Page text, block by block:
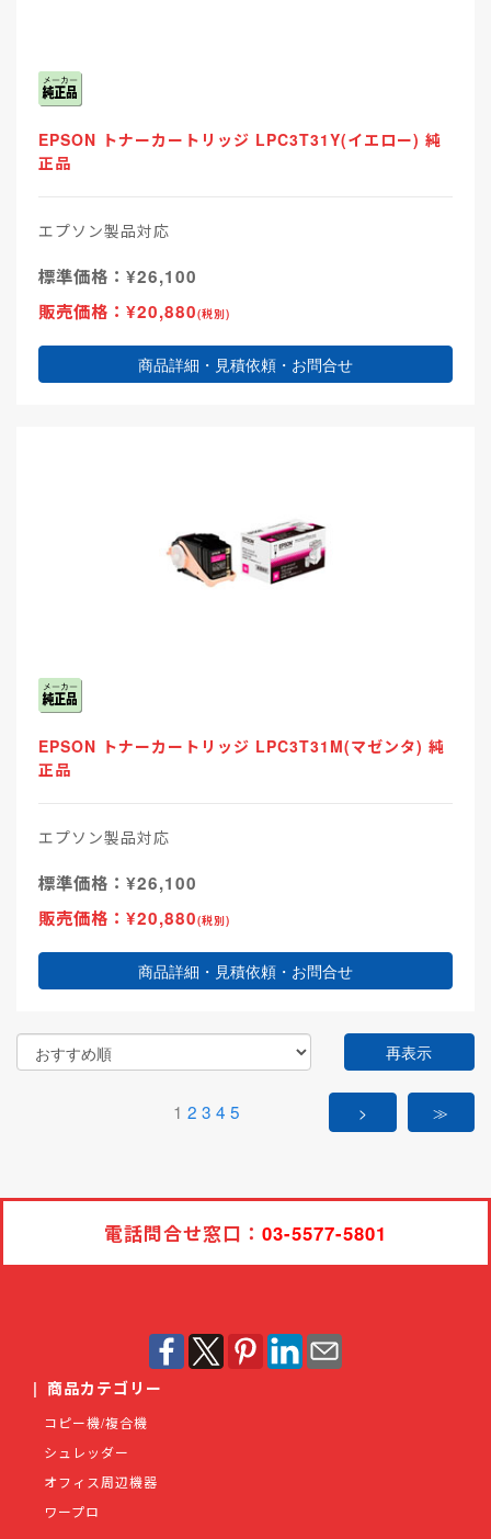
EPSON トナーカートリッジ LPC3T31Y(イエロー) 純
正品
エプソン製品対応
標準価格：¥26,100
販売価格：¥20,880(税別)
商品詳細・見積依頼・お問合せ
EPSON トナーカートリッジ LPC3T31M(マゼンタ) 純
正品
エプソン製品対応
標準価格：¥26,100
販売価格：¥20,880(税別)
商品詳細・見積依頼・お問合せ
再表示
1 2 3 4 5 > ≫
電話問合せ窓口： 03-5577-5801
| 商品カテゴリー
コピー機/複合機
シュレッダー
オフィス周辺機器
ワープロ